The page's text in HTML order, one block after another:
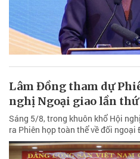
Lâm Đồng tham dự
nghị Ngoại giao lần thứ
Sáng 5/8, trong khuôn khổ Hội
ra Phiên họp toàn thể về đối